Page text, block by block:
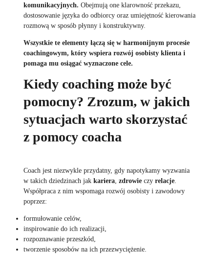
komunikacyjnych. Obejmują one klarowność przekazu,
dostosowanie języka do odbiorcy oraz umiejętność kierowania
rozmową w sposób płynny i konstruktywny.
Wszystkie te elementy łączą się w harmonijnym procesie
coachingowym, który wspiera rozwój osobisty klienta i
pomaga mu osiągać wyznaczone cele.
Kiedy coaching może być
pomocny? Zrozum, w jakich
sytuacjach warto skorzystać
z pomocy coacha
Coach jest niezwykle przydatny, gdy napotykamy wyzwania
w takich dziedzinach jak kariera zdrowie czy relacje
Współpraca z nim wspomaga rozwój osobisty i zawodowy
poprzez:
formułowanie celów,
inspirowanie do ich realizacji,
rozpoznawanie przeszkód,
tworzenie sposobów na ich przezwyciężenie.